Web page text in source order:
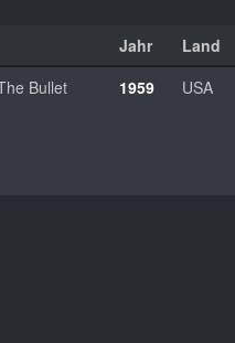
Jahr Land
Bullet 1959 USA